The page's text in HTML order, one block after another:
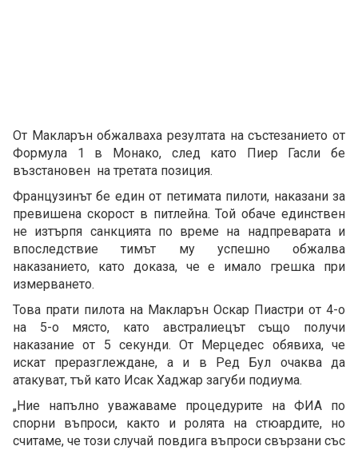
От Макларън обжалваха резултата на състезанието от
Формула 1 в Монако, след като Пиер Гасли бе
възстановен на третата позиция.
Французинът бе един от петимата пилоти, наказани за
превишена скорост в питлейна. Той обаче единствен
не изтърпя санкцията по време на надпреварата и
впоследствие тимът му успешно обжалва
наказанието, като доказа, че е имало грешка при
измерването.
Това прати пилота на Макларън Оскар Пиастри от 4-о
на 5-о място, като австралиецът също получи
наказание от 5 секунди. От Мерцедес обявиха, че
искат преразглеждане, а и в Ред Бул очаква да
атакуват, тъй като Исак Хаджар загуби подиума.
„Ние напълно уважаваме процедурите на ФИА по
спорни въпроси, както и ролята на стюардите, но
считаме, че този случай повдига въпроси свързани със